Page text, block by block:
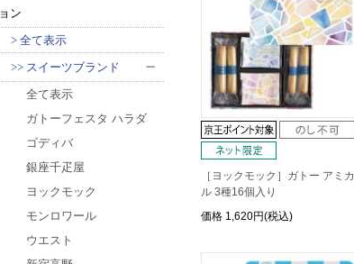
ョン
全て表示
スイーツブランド
全て表示
ガトーフェスタ ハラダ
ゴディバ
銀座千疋屋
ヨックモック
モンロワール
ウエスト
［ヨックモック］ガトー アミカ
ル 3種16個入り
価格 1,620円(税込)